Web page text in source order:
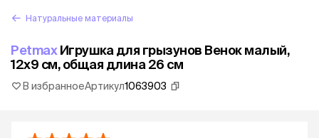
Натуральные материалы
PetmaxИгрушка для грызунов Венок малый,
12х9 см, общая длина 26 см
В избранноеАртикул1063903